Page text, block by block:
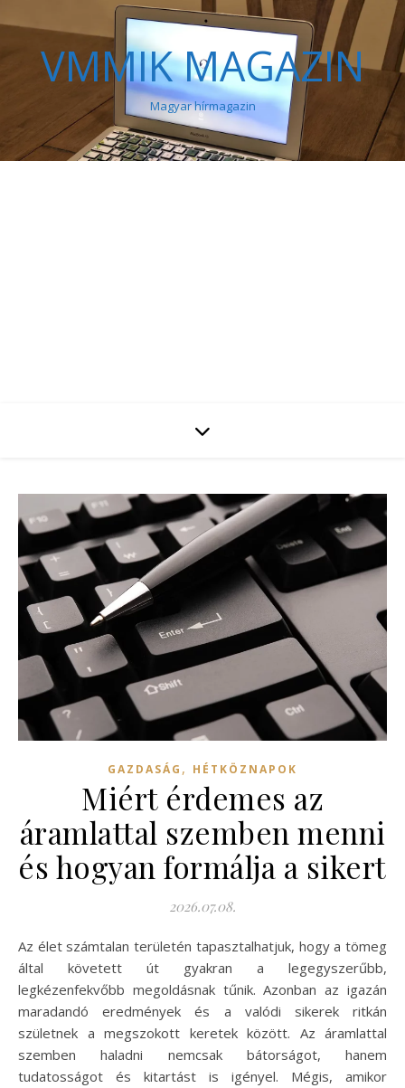
VMMIK MAGAZIN
Magyar hírmagazin
GAZDASÁG , HÉTKÖZNAPOK
Miért érdemes az
áramlattal szemben menni
és hogyan formálja a sikert
2026.07.08.
Az élet számtalan területén tapasztalhatjuk, hogy a tömeg
által követett út gyakran a legegyszerűbb,
legkézenfekvőbb megoldásnak tűnik. Azonban az igazán
maradandó eredmények és a valódi sikerek ritkán
születnek a megszokott keretek között. Az áramlattal
szemben haladni nemcsak bátorságot, hanem
tudatosságot és kitartást is igényel. Mégis, amikor